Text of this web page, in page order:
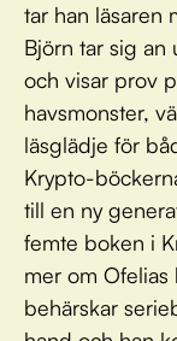
tar han läsaren
Björn tar sig an
och visar prov
havsmonster,
läsglädje för
Krypto-
till en ny
femte boken i
mer om
behärskar